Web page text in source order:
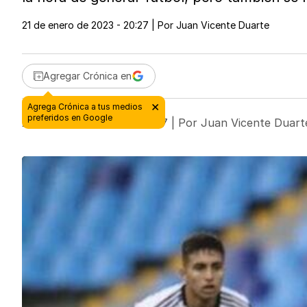
21 de enero de 2023 - 20:27 | Por Juan Vicente Duarte
Agregar Crónica en
21 de enero de 2023 - 20:27 | Por Juan Vicente